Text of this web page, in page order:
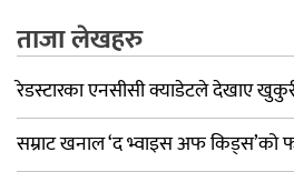
ताजा लेखहरु
रेडस्टारका एनसीसी क्याडेटले देखाए
सम्राट खनाल ‘द भ्वाइस अफ किड्स’को